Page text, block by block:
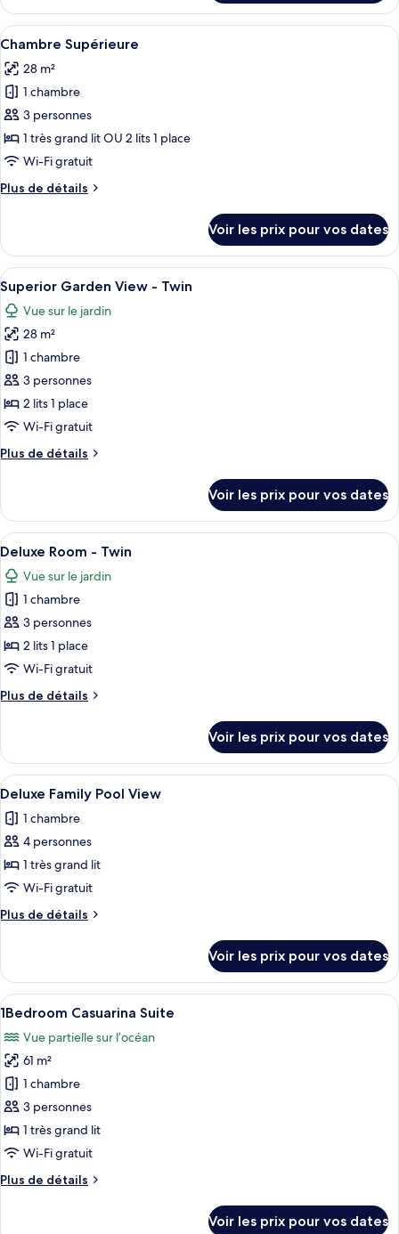
le
type
de
Chambre
Supérieure
Afficher
toutes
les
photos
pour
ce
type
chambre :
Une chambre d’hôtel moderne
7
Chambre Supérieure
28 m²
1 chambre
3 personnes
1 très grand lit OU 2 lits 1 place
Wi-Fi gratuit
Plus de détails
Plus
le
type
de
chambre
Chambre
Supérieure
Voir les prix pour vos dates
Afficher
toutes
les
photos
pour
ce
type
de
chambre :
Superior
-
Twin
Une chambre d’hôtel avec deux lits,
8
Superior Garden View - Twin
Vue sur le jardin
28 m²
1 chambre
3 personnes
2 lits 1 place
Wi-Fi gratuit
Plus de détails
Plus
le
type
de
chambre
Superior
Garden
View
-
Twin
Voir les prix pour vos dates
Afficher
toutes
les
photos
pour
ce
type
chambre :
Twin
Une chambre d’hôtel avec un grand
5
Deluxe Room - Twin
Vue sur le jardin
1 chambre
3 personnes
2 lits 1 place
Wi-Fi gratuit
Plus de détails
Plus
le
type
de
Deluxe
Room
Twin
Voir les prix pour vos dates
Afficher
toutes
les
photos
pour
ce
type
de
Deluxe
Family
Pool
View
Une chambre d’hôtel avec un grand
8
Deluxe Family Pool View
1 chambre
4 personnes
1 très grand lit
Wi-Fi gratuit
Plus de détails
Plus
le
type
de
Deluxe
Family
Pool
View
Voir les prix pour vos dates
Afficher
toutes
les
photos
pour
ce
type
de
chambre :
1Bedroom
Un salon comprenant un canapé,
8
1Bedroom Casuarina Suite
Vue partielle sur l’océan
61 m²
1 chambre
3 personnes
1 très grand lit
Wi-Fi gratuit
Plus de détails
Plus
Voir les prix pour vos dates